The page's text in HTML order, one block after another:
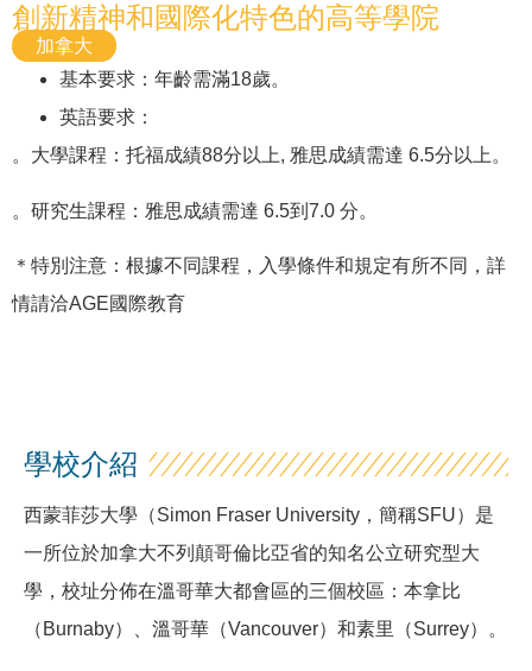
創新精神和國際化特色的高等學院
加拿大
基本要求：年齡需滿18歲。
英語要求：
。大學課程：托福成績88分以上, 雅思成績需達 6.5分以上。
。研究生課程：雅思成績需達 6.5到7.0 分。
＊特別注意：根據不同課程，入學條件和規定有所不同，詳
情請洽AGE國際教育
學校介紹
西蒙菲莎大學（Simon Fraser University，簡稱SFU）是
一所位於加拿大不列顛哥倫比亞省的知名公立研究型大
學，校址分佈在溫哥華大都會區的三個校區：本拿比
（Burnaby）、溫哥華（Vancouver）和素里（Surrey）。